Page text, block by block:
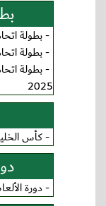
-بطولة
-بطولة
-
2025
-كأس الخليج
-دورة